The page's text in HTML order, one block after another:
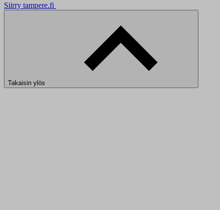
Siirry tampere.fi
Takaisin ylös